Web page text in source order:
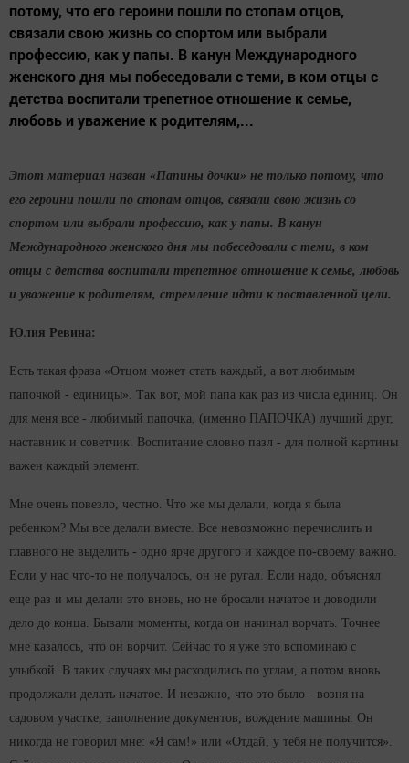
потому, что его героини пошли по стопам отцов,
связали свою жизнь со спортом или выбрали
профессию, как у папы. В канун Международного
женского дня мы побеседовали с теми, в ком отцы с
детства воспитали трепетное отношение к семье,
любовь и уважение к родителям,...
Этот материал назван «Папины дочки» не только потому, что
его героини пошли по стопам отцов, связали свою жизнь со
спортом или выбрали профессию, как у папы. В канун
Международного женского дня мы побеседовали с теми, в ком
отцы с детства воспитали трепетное отношение к семье, любовь
и уважение к родителям, стремление идти к поставленной цели.
Юлия Ревина:
Есть такая фраза «Отцом может стать каждый, а вот любимым
папочкой - единицы». Так вот, мой папа как раз из числа единиц. Он
для меня все - любимый папочка, (именно ПАПОЧКА) лучший друг,
наставник и советчик. Воспитание словно пазл - для полной картины
важен каждый элемент.
Мне очень повезло, честно. Что же мы делали, когда я была
ребенком? Мы все делали вместе. Все невозможно перечислить и
главного не выделить - одно ярче другого и каждое по-своему важно.
Если у нас что-то не получалось, он не ругал. Если надо, объяснял
еще раз и мы делали это вновь, но не бросали начатое и доводили
дело до конца. Бывали моменты, когда он начинал ворчать. Точнее
мне казалось, что он ворчит. Сейчас то я уже это вспоминаю с
улыбкой. В таких случаях мы расходились по углам, а потом вновь
продолжали делать начатое. И неважно, что это было - возня на
садовом участке, заполнение документов, вождение машины. Он
никогда не говорил мне: «Я сам!» или «Отдай, у тебя не получится».